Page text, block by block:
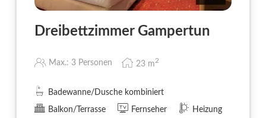
Dreibettzimmer Gampertun
Max.: 3 Personen 23m2
Badewanne/Dusche kombiniert
Balkon/Terrasse Fernseher Heizung